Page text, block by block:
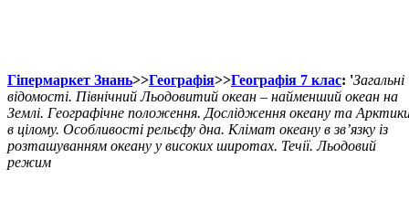
Гіпермаркет Знань>>Географія>>Географія 7 клас: 'Загальні
відомості. Північний Льодовитий океан – найменший океан на
Землі. Географічне положення. Дослідження океану та
в цілому. Особливості рельєфу дна. Клімат океану в зв’язку із
розташуванням океану у високих широтах. Течії. Льодовий
режим